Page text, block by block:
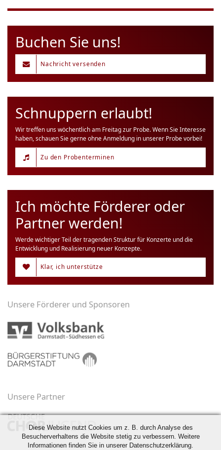
Buchen Sie uns!
Nachricht versenden
Schnuppern erlaubt!
Wir treffen uns wöchentlich am Freitag zur Probe. Wenn Sie Interesse
haben, schauen Sie gerne ohne Anmeldung in unserer Probe vorbei!
Zu den Probenterminen
Ich möchte Förderer oder
Partner werden!
Werde wichtiger Teil der tragenden Struktur für Konzerte und die
Entwicklung und Realisierung neuer Konzepte.
Klar, ich unterstütze
Unsere Förderer und Sponsoren
Unsere Partner
Diese Website nutzt Cookies um z. B. durch Analyse des
Besucherverhaltens die Website stetig zu verbessern. Weitere
Informationen finden Sie in unserer Datenschutzerklärung.